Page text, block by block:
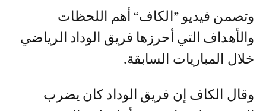
وتصمن فيديو ”الكاف“ أهم اللحظات
والأهداف التي أحرزها فريق الوداد الرياضي
خلال المباريات السابقة.
وقال الكاف إن فريق الوداد كان يضرب